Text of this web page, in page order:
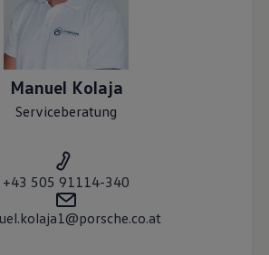
Manuel Kolaja
Serviceberatung
+43 505 91114-340